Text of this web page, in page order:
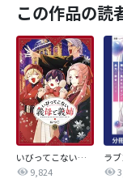
この作品の読
いびってこない義母と義姉
9,824